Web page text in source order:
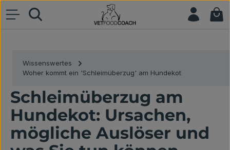
Zum Hauptinhalt springen
Wissenswertes
Woher kommt ein 'Schleimüberzug' am Hundekot
Schleimüberzug am
Hundekot: Ursachen,
mögliche Auslöser und